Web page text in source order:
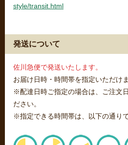
style/transit.html
発送について
佐川急便で発送いたします。
お届け日時・時間帯を指定いただけま
※配達日時ご指定の場合は、ご注文
ださい。
※指定できる時間帯は、以下の通りで